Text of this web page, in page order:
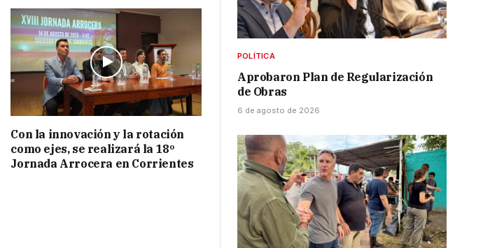
Con la innovación y la rotación
como ejes, se realizará la 18º
Jornada Arrocera en Corrientes
POLÍTICA
Aprobaron Plan de Regularización
de Obras
6 de agosto de 2026